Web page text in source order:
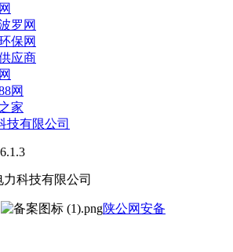
罗网
保网
应商
网
家
技有限公司
6.1.3
科技有限公司
陕公网安备